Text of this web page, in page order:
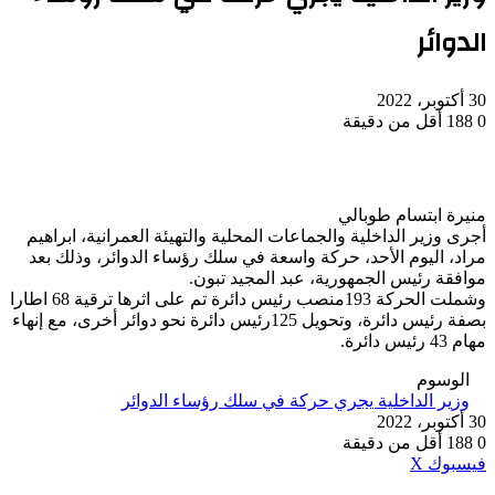
الدوائر
30 أكتوبر، 2022
0
أقل من دقيقة
منيرة ابتسام طوبالي
أجرى وزير الداخلية والجماعات المحلية والتهيئة العمرانية، ابراهيم
مراد، اليوم الأحد، حركة واسعة في سلك رؤساء الدوائر، وذلك بعد
موافقة رئيس الجمهورية، عبد المجيد تبون.
وشملت الحركة 193منصب رئيس دائرة تم على اثرها ترقية 68 اطارا
بصفة رئيس دائرة، وتحويل 125رئيس دائرة نحو دوائر أخرى، مع إنهاء
مهام 43 رئيس دائرة.
الوسوم
وزير الداخلية يجري حركة في سلك رؤساء الدوائر
30 أكتوبر، 2022
0
أقل من دقيقة
فيسبوك ‫X